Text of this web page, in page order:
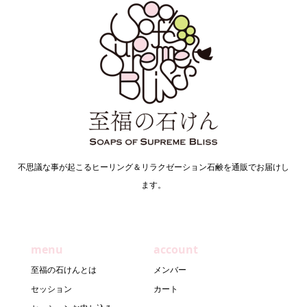
不思議な事が起こるヒーリング＆リラクゼーション石鹸を通販でお届けし
ます。
menu
至福の石けんとは
セッション
account
メンバー
カート